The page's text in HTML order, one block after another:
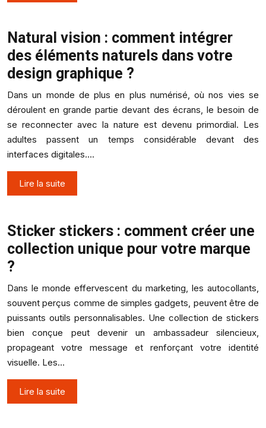
Natural vision : comment intégrer
des éléments naturels dans votre
design graphique ?
Dans un monde de plus en plus numérisé, où nos vies se
déroulent en grande partie devant des écrans, le besoin de
se reconnecter avec la nature est devenu primordial. Les
adultes passent un temps considérable devant des
interfaces digitales….
Lire la suite
Sticker stickers : comment créer une
collection unique pour votre marque
?
Dans le monde effervescent du marketing, les autocollants,
souvent perçus comme de simples gadgets, peuvent être de
puissants outils personnalisables. Une collection de stickers
bien conçue peut devenir un ambassadeur silencieux,
propageant votre message et renforçant votre identité
visuelle. Les…
Lire la suite